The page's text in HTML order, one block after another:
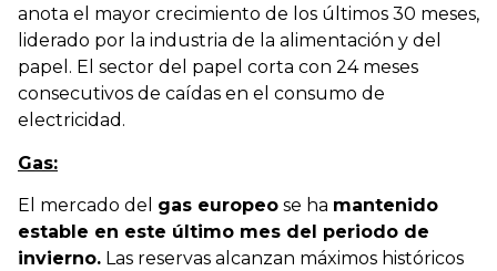
anota el mayor crecimiento de los últimos 30 meses,
liderado por la industria de la alimentación y del
papel. El sector del papel corta con 24 meses
consecutivos de caídas en el consumo de
electricidad.
Gas:
El mercado del gas europeo se ha mantenido
estable en este último mes del periodo de
invierno. Las reservas alcanzan máximos históricos